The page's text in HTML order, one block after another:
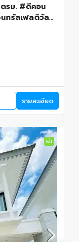
ตรม. #ดีคอน
ทรัลเฟสติวัล
รายละเอียด
เช่า